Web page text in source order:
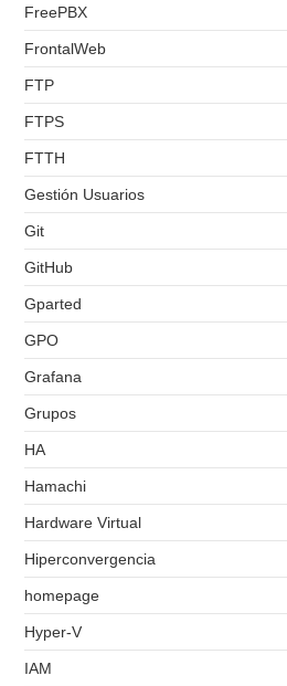
FreePBX
FrontalWeb
FTP
FTPS
FTTH
Gestión Usuarios
Git
GitHub
Gparted
GPO
Grafana
Grupos
HA
Hamachi
Hardware Virtual
Hiperconvergencia
homepage
Hyper-V
IAM